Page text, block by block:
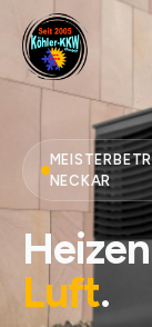
NECKAR
Luft.